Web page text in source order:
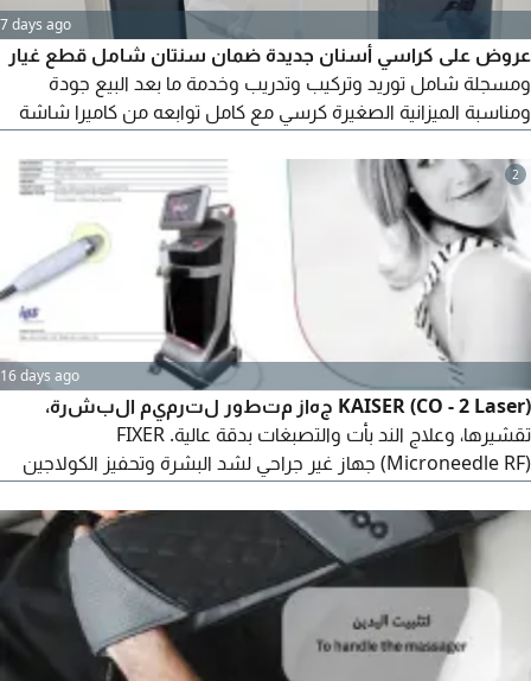
7 days ago
عروض على كراسي أسنان جديدة ضمان سنتان شامل قطع غيار
ومسجلة شامل توريد وتركيب وتدريب وخدمة ما بعد البيع جودة
ومناسبة الميزانية الصغيرة كرسي مع كامل توابعه من كاميرا شاشة
للمعلومات تواصل على رقم
2
16 days ago
KAISER (CO - 2 Laser) جهاز متطور لترميم البشرة،
تقشيرها، وعلاج الند بأت والتصبغات بدقة عالية. FIXER
(Microneedle RF) جهاز غير جراحي لشد البشرة وتحفيز الكولاجين